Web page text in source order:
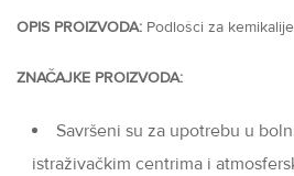
OPIS PROIZVODA: Podlošci za
ZNAČAJKE PROIZVODA:
Savršeni su za upotrebu u
istraživačkim centrima i